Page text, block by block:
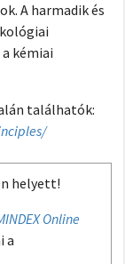
A harmadik és
kémiai
találhatók:
helyett!
Online
a